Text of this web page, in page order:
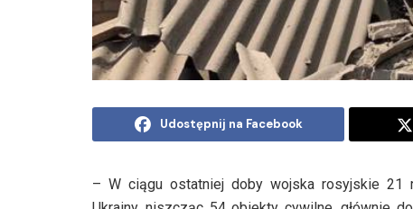
Udostępnij na Facebook
– W ciągu ostatniej doby wojska rosyjskie 21